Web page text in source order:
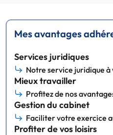
Mes avantages
Services juridiques
Notre service juridique
Mieux travailler
Profitez de nos
Gestion du cabinet
Faciliter votre exercice
Profiter de vos loisirs